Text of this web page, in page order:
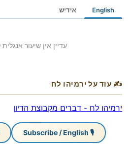
English אידיש
עדיין אין שיעור
✍ עוד על ירמיהו לח
ירמיהו לח - דברים מקבוצת הדיון
🎙 Subscribe / English